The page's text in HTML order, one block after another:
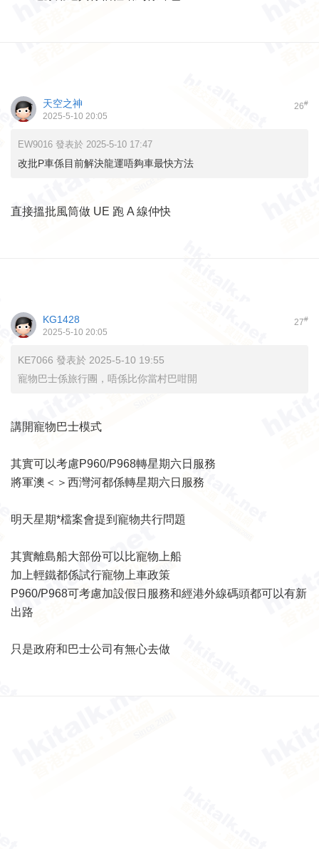
26#
天空之神
2025-5-10 20:05
EW9016 發表於 2025-5-10 17:47
改批P車係目前解決龍運唔夠車最快方法
直接搵批風筒做 UE 跑 A 線仲快
27#
KG1428
2025-5-10 20:05
KE7066 發表於 2025-5-10 19:55
寵物巴士係旅行團，唔係比你當村巴咁開
講開寵物巴士模式
其實可以考慮P960/P968轉星期六日服務
將軍澳＜＞西灣河都係轉星期六日服務
明天星期*檔案會提到寵物共行問題
其實離島船大部份可以比寵物上船
加上輕鐵都係試行寵物上車政策
P960/P968可考慮加設假日服務和經港外線碼頭都可以有新
出路
只是政府和巴士公司有無心去做